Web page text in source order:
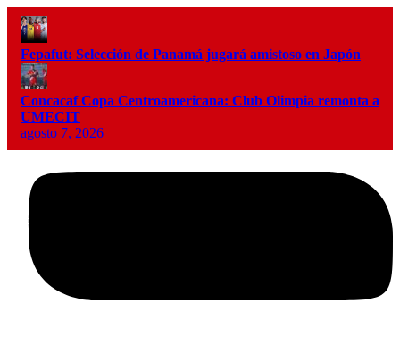
Fepafut: Selección de Panamá jugará amistoso en Japón
Concacaf Copa Centroamericana: Club Olimpia remonta a
UMECIT
agosto 7, 2026